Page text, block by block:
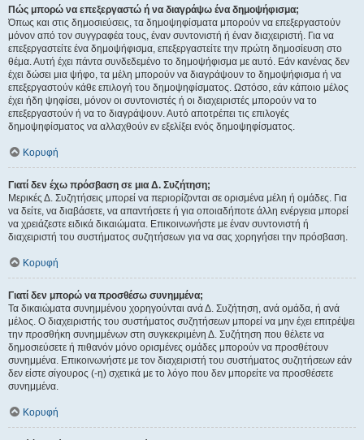
Πώς μπορώ να επεξεργαστώ ή να διαγράψω ένα δημοψήφισμα;
Όπως και στις δημοσιεύσεις, τα δημοψηφίσματα μπορούν να επεξεργαστούν
μόνον από τον συγγραφέα τους, έναν συντονιστή ή έναν διαχειριστή. Για να
επεξεργαστείτε ένα δημοψήφισμα, επεξεργαστείτε την πρώτη δημοσίευση στο
θέμα. Αυτή έχει πάντα συνδεδεμένο το δημοψήφισμα με αυτό. Εάν κανένας δεν
έχει δώσει μια ψήφο, τα μέλη μπορούν να διαγράψουν το δημοψήφισμα ή να
επεξεργαστούν κάθε επιλογή του δημοψηφίσματος. Ωστόσο, εάν κάποιο μέλος
έχει ήδη ψηφίσει, μόνον οι συντονιστές ή οι διαχειριστές μπορούν να το
επεξεργαστούν ή να το διαγράψουν. Αυτό αποτρέπει τις επιλογές
δημοψηφίσματος να αλλαχθούν εν εξελίξει ενός δημοψηφίσματος.
Κορυφή
Γιατί δεν έχω πρόσβαση σε μια Δ. Συζήτηση;
Μερικές Δ. Συζητήσεις μπορεί να περιορίζονται σε ορισμένα μέλη ή ομάδες. Για
να δείτε, να διαβάσετε, να απαντήσετε ή για οποιαδήποτε άλλη ενέργεια μπορεί
να χρειάζεστε ειδικά δικαιώματα. Επικοινωνήστε με έναν συντονιστή ή
διαχειριστή του συστήματος συζητήσεων για να σας χορηγήσει την πρόσβαση.
Κορυφή
Γιατί δεν μπορώ να προσθέσω συνημμένα;
Τα δικαιώματα συνημμένου χορηγούνται ανά Δ. Συζήτηση, ανά ομάδα, ή ανά
μέλος. Ο διαχειριστής του συστήματος συζητήσεων μπορεί να μην έχει επιτρέψει
την προσθήκη συνημμένων στη συγκεκριμένη Δ. Συζήτηση που θέλετε να
δημοσιεύσετε ή πιθανόν μόνο ορισμένες ομάδες μπορούν να προσθέτουν
συνημμένα. Επικοινωνήστε με τον διαχειριστή του συστήματος συζητήσεων εάν
δεν είστε σίγουρος (-η) σχετικά με το λόγο που δεν μπορείτε να προσθέσετε
συνημμένα.
Κορυφή